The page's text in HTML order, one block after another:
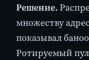
Решение.
множеству
показывал
Ротируемый